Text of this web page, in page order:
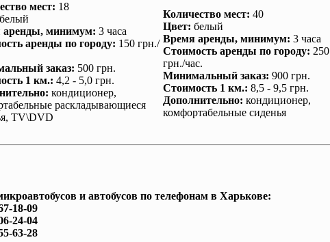
мест: 18
белый
аренды, минимум: 3 часа
аренды по городу: 150 грн./
заказ: 500 грн.
1 км.: 4,2 - 5,0 грн.
: кондиционер,
раскладывающиеся
TV\DVD
Количество мест: 40
Цвет: белый
Время аренды, минимум: 3 часа
Стоимость аренды по городу: 250
грн./час.
Минимальный заказ: 900 грн.
Стоимость 1 км.: 8,5 - 9,5 грн.
Дополнительно: кондиционер,
комфортабельные сиденья
и автобусов по телефонам в Харькове:
18-09
24-04
63-28